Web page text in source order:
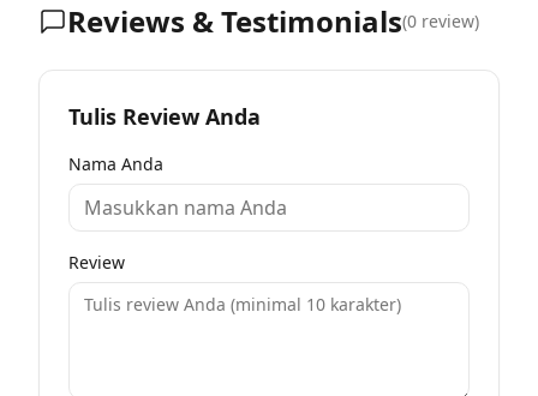
Reviews & Testimonials(0 review)
Tulis Review Anda
Nama Anda
Review